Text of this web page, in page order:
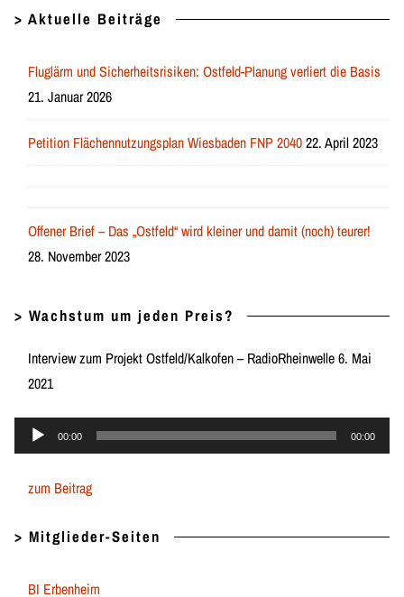
> Aktuelle Beiträge
Fluglärm und Sicherheitsrisiken: Ostfeld-Planung verliert die Basis
21. Januar 2026
Petition Flächennutzungsplan Wiesbaden FNP 204022. April 2023
Offener Brief – Das „Ostfeld“ wird kleiner und damit (noch) teurer!
28. November 2023
> Wachstum um jeden Preis?
Interview zum Projekt Ostfeld/Kalkofen – RadioRheinwelle 6. Mai
2021
Audio-
Player
00:00 00:00
zum Beitrag
> Mitglieder-Seiten
BI Erbenheim